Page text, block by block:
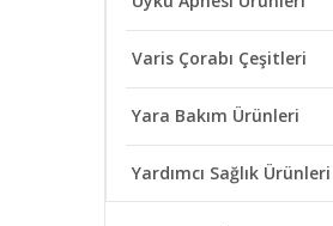
Varis Çorabı Çeşitleri
Yara Bakım Ürünleri
Yardımcı Sağlık Ürünleri